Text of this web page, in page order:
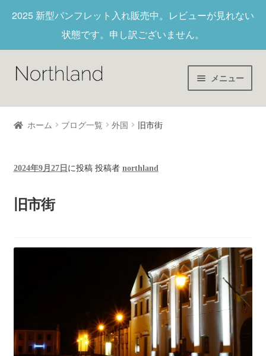
2025 新型パンフレット入れ販売中。レビューが見れない
状態です。申し訳ございません。
メニュー
Home
新作商品
アウトレット
書籍カバー
ホーム ブログ一覧 外国 旧市街
2024年9月27日 に投稿 投稿者 northland
旧市街